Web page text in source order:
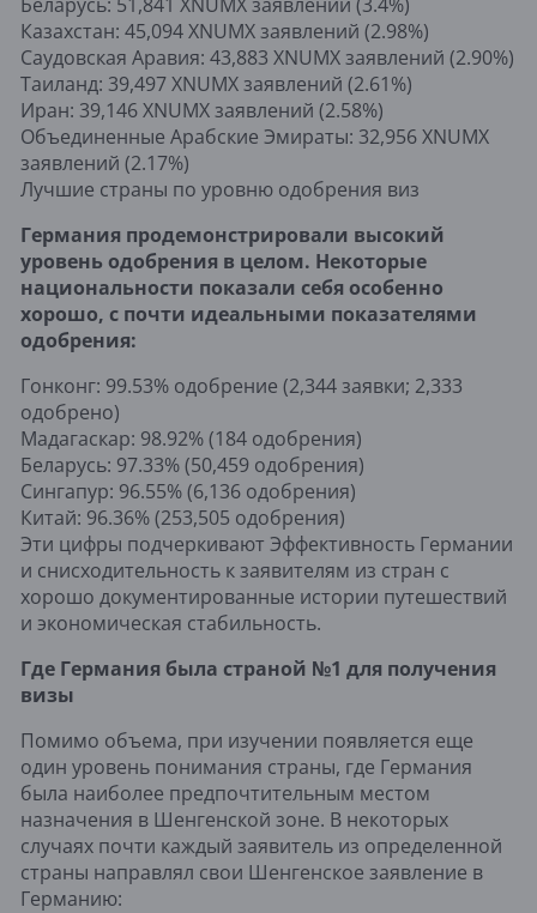
Казахстан: 45,094 XNUMX заявлений (2.98%)
Саудовская Аравия: 43,883 XNUMX заявлений (2.90%)
Таиланд: 39,497 XNUMX заявлений (2.61%)
Иран: 39,146 XNUMX заявлений (2.58%)
Объединенные Арабские Эмираты: 32,956 XNUMX
заявлений (2.17%)
Лучшие страны по уровню одобрения виз
Германия продемонстрировали высокий
уровень одобрения в целом. Некоторые
национальности показали себя особенно
хорошо, с почти идеальными показателями
одобрения:
Гонконг: 99.53% одобрение (2,344 заявки; 2,333
одобрено)
Мадагаскар: 98.92% (184 одобрения)
Беларусь: 97.33% (50,459 одобрения)
Сингапур: 96.55% (6,136 одобрения)
Китай: 96.36% (253,505 одобрения)
Эти цифры подчеркивают Эффективность Германии
и снисходительность к заявителям из стран с
хорошо документированные истории путешествий
и экономическая стабильность.
Где Германия была страной №1 для получения
визы
Помимо объема, при изучении появляется еще
один уровень понимания страны, где Германия
была наиболее предпочтительным местом
назначения в Шенгенской зоне. В некоторых
случаях почти каждый заявитель из определенной
страны направлял свои Шенгенское заявление в
Германию: